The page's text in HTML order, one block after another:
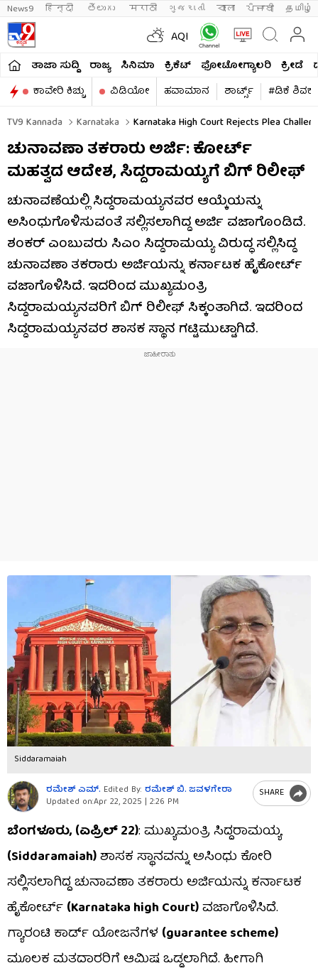
News9 हिन्दी తెలుగు मराठी ગુજરાતી বাংলা ਪੰਜਾਬੀ தமிழ்
AQI
ತಾಜಾ ಸುದ್ದಿ ರಾಜ್ಯ ಸಿನಿಮಾ ಕ್ರಿಕೆಟ್​ ಫೋಟೋಗ್ಯಾಲರಿ ಕ್ರೀಡೆ
ಕಾವೇರಿ ಕಿಚ್ಚು
ವಿಡಿಯೋ ಹವಾಮಾನ ಶಾರ್ಟ್ಸ್​
#ಡಿಕೆ
TV9 Kannada
Karnataka Karnataka High Court Rejects Plea
ಚುನಾವಣಾ ತಕರಾರು ಅರ್ಜಿ: ಕೋರ್ಟ್​
ಮಹತ್ವದ ಆದೇಶ, ಸಿದ್ದರಾಮಯ್ಯಗೆ ಬಿಗ್ ರಿಲೀಫ್
ಚುನಾವಣೆಯಲ್ಲಿ ಸಿದ್ದರಾಮಯ್ಯನವರ ಆಯ್ಕೆಯನ್ನು
ಅಸಿಂಧುಗೊಳಿಸುವಂತೆ ಸಲ್ಲಿಸಲಾಗಿದ್ದ ಅರ್ಜಿ ವಜಾಗೊಂಡಿದೆ.
ಶಂಕರ್ ಎಂಬುವರು ಸಿಎಂ ಸಿದ್ದರಾಮಯ್ಯ ವಿರುದ್ಧ ಸಲ್ಲಿಸಿದ್ದ
ಚುನಾವಣಾ ತಕರಾರು ಅರ್ಜಿಯನ್ನು ಕರ್ನಾಟಕ ಹೈಕೋರ್ಟ್​
ವಜಾಗೊಳಿಸಿದೆ. ಇದರಿಂದ ಮುಖ್ಯಮಂತ್ರಿ
ಸಿದ್ದರಾಮಯ್ಯನವರಿಗೆ ಬಿಗ್ ರಿಲೀಫ್ ಸಿಕ್ಕಂತಾಗಿದೆ. ಇದರಿಂದ
ಸಿದ್ದರಾಮಯ್ಯನವರ ಶಾಸಕ ಸ್ಥಾನ ಗಟ್ಟಿಮುಟ್ಟಾಗಿದೆ.
Siddaramaiah
ರಮೇಶ್​ ಎಮ್​. Edited By: ರಮೇಶ್ ಬಿ. ಜವಳಗೇರಾ
Updated on:Apr 22, 2025 | 2:26 PM
SHARE
ಬೆಂಗಳೂರು, (ಏಪ್ರಿಲ್ 22): ಮುಖ್ಯಮಂತ್ರಿ ಸಿದ್ದರಾಮಯ್ಯ
(Siddaramaiah)ಶಾಸಕ ಸ್ಥಾನವನ್ನು ಅಸಿಂಧು ಕೋರಿ
ಸಲ್ಲಿಸಲಾಗಿದ್ದ ಚುನಾವಣಾ ತಕರಾರು ಅರ್ಜಿಯನ್ನು ಕರ್ನಾಟಕ
ಹೈಕೋರ್ಟ್​(Karnataka high Court)ವಜಾಗೊಳಿಸಿದೆ.
ಗ್ಯಾರಂಟಿ ಕಾರ್ಡ್‌ ಯೋಜನೆಗಳ (guarantee scheme)
ಮೂಲಕ ಮತದಾರರಿಗೆ ಆಮಿಷ ಒಡ್ಡಲಾಗಿದೆ. ಹೀಗಾಗಿ